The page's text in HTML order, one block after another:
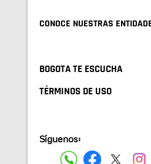
CONOCE NUESTRAS
BOGOTA TE ESCUCHA
TÉRMINOS DE USO
Síguenos: